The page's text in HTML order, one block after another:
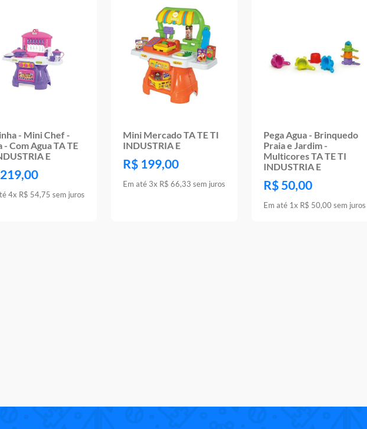
- Mini Chef -
- Com Agua TA TE
E
219,00
4x R$ 54,75 sem juros
Mini Mercado TA TE TI
INDUSTRIA E
R$ 199,00
Em até 3x R$ 66,33 sem juros
Pega Agua - Brinquedo
Praia e Jardim -
Multicores TA TE TI
INDUSTRIA E
R$ 50,00
Em até 1x R$ 50,00 sem juros